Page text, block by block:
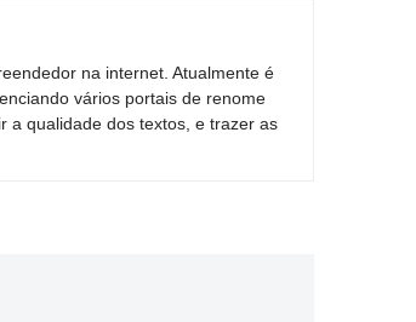
na internet. Atualmente é
vários portais de renome
a qualidade dos textos, e trazer as